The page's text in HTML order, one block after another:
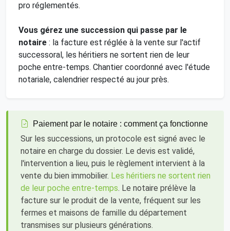
pro réglementés.
Vous gérez une succession qui passe par le
notaire : la facture est réglée à la vente sur l'actif
successoral, les héritiers ne sortent rien de leur
poche entre-temps. Chantier coordonné avec l'étude
notariale, calendrier respecté au jour près.
Paiement par le notaire : comment ça fonctionne
Sur les successions, un protocole est signé avec le
notaire en charge du dossier. Le devis est validé,
l'intervention a lieu, puis le règlement intervient à la
vente du bien immobilier. Les héritiers ne sortent rien
de leur poche entre-temps. Le notaire prélève la
facture sur le produit de la vente, fréquent sur les
fermes et maisons de famille du département
transmises sur plusieurs générations.